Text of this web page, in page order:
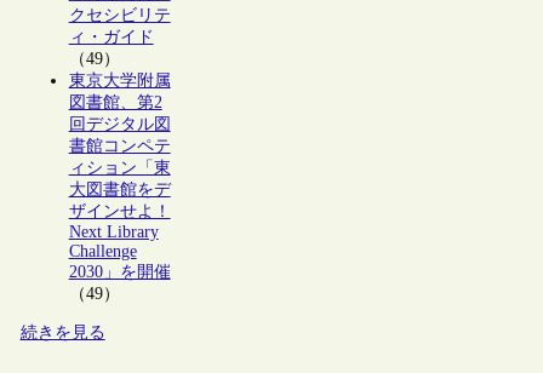
クセシビリテ
ィ・ガイド
（49）
東京大学附属
図書館、第2
回デジタル図
書館コンペテ
ィション「東
大図書館をデ
ザインせよ！
Next Library
Challenge
2030」を開催
（49）
続きを見る